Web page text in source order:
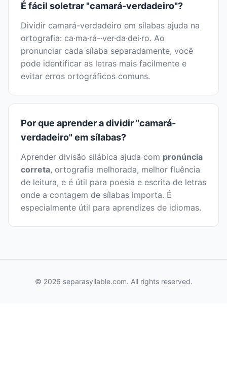
É fácil soletrar "camará-verdadeiro"?
Dividir camará-verdadeiro em sílabas ajuda na
ortografia: ca·ma·rá-·ver·da·dei·ro. Ao
pronunciar cada sílaba separadamente, você
pode identificar as letras mais facilmente e
evitar erros ortográficos comuns.
Por que aprender a dividir "camará-
verdadeiro" em sílabas?
Aprender divisão silábica ajuda com pronúncia
correta, ortografia melhorada, melhor fluência
de leitura, e é útil para poesia e escrita de letras
onde a contagem de sílabas importa. É
especialmente útil para aprendizes de idiomas.
© 2026 separasyllable.com. All rights reserved.